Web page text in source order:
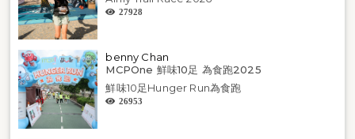
27928
benny Chan
MCPOne 鮮味10足 為食跑2025
鮮味10足Hunger Run為食跑
26953